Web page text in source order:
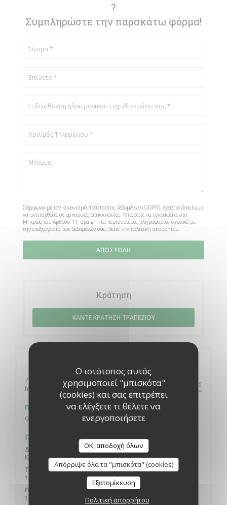
Ο ιστότοπος αυτός
χρησιμοποιεί "μπισκότα"
(cookies) και σας επιτρέπει
να ελέγξετε τι θέλετε να
ενεργοποιήσετε
OK, αποδοχή όλων
Απόρριψε όλα τα "μπισκότα" (cookies)
Εξατομίκευση
Πολιτική απορρήτου
?
Συμπληρώστε την παρακάτω φόρμα!
Σύμφωνα με τον κανονισμό προστασίας δεδομένων (GDPR), έχετε το δικαίωμα
να αντιταχθείτε σε εμπορικές επικοινωνίες. Μπορείτε να εγγραφείτε στο
Μητρώο του Άρθρου 11: dpa.gr. Για περισσότερες πληροφορίες σχετικά με
την επεξεργασία των δεδομένων σας, δείτε την πολιτική απορρήτου.
Κράτηση
ΚΆΝΤΕ ΚΡΆΤΗΣΗ ΤΡΑΠΕΖΙΟΎ
785 route de Cazaux
http://google.com La teste de buch((ανοίγει σε νέο παράθυρο))
ΟΔΗΓΊΕΣ
Πάρκινγκ
GRATUIT
Ώρες λειτουργίας
Δευτέρα
Κλειστό
Τ�
Π�
12:00 - 14:00
Παρασκευή
12:00 - 14:00